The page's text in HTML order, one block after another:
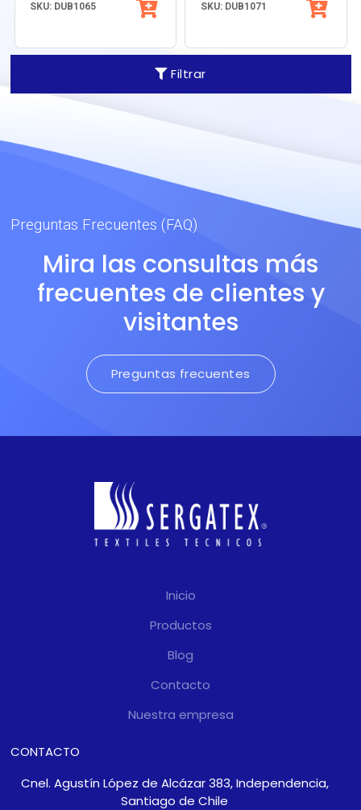
Filtrar
camión, domos, toldos
Alta resistencia mecánica
con peso razonable.
Tecnología alemana y muy
buen formato 3x60m.
SKU: DUB1065
Durabilidad insuperable y
tecnología, para destacar
SKU: DUB1071
Preguntas Frecuentes (FAQ)
Mira las consultas más
frecuentes de clientes y
visitantes
Preguntas frecuentes
Inicio
Productos
Blog
Contacto
Nuestra empresa
CONTACTO
Cnel. Agustín López de Alcázar 383, Independencia,
Santiago de Chile